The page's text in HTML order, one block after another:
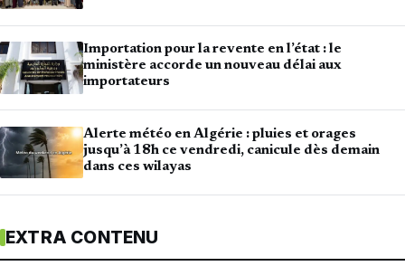
Importation pour la revente en l’état : le
ministère accorde un nouveau délai aux
importateurs
Alerte météo en Algérie : pluies et orages
jusqu’à 18h ce vendredi, canicule dès demain
dans ces wilayas
EXTRA CONTENU